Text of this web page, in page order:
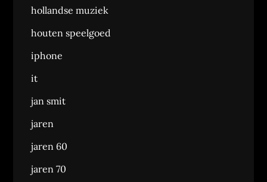
hollandse muziek
houten speelgoed
iphone
it
jan smit
jaren
jaren 60
jaren 70